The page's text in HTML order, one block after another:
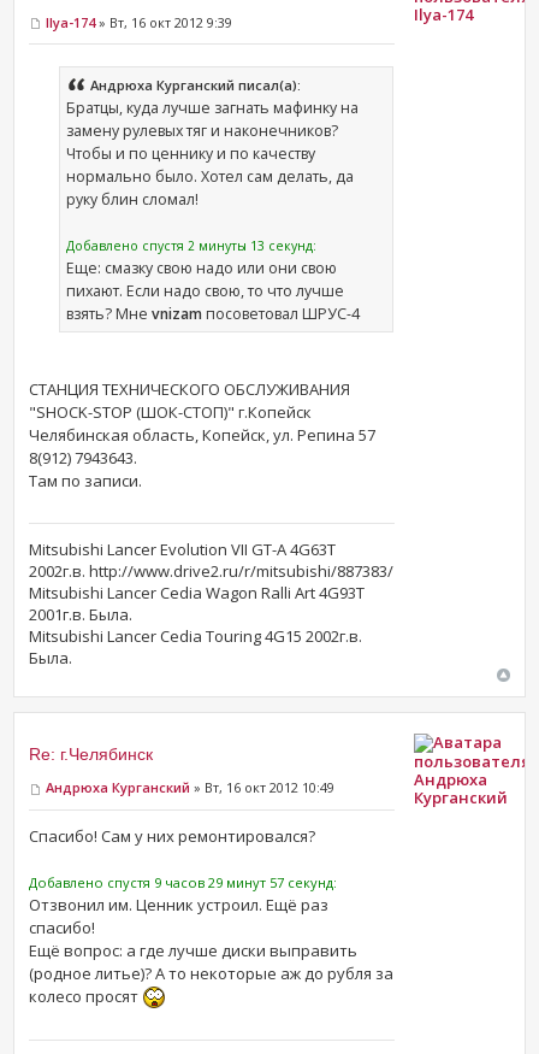
Ilya-174» Вт, 16 окт 2012 9:39
Андрюха Курганский писал(а):
Братцы, куда лучше загнать мафинку на
замену рулевых тяг и наконечников?
Чтобы и по ценнику и по качеству
нормально было. Хотел сам делать, да
руку блин сломал!
Добавлено спустя 2 минуты 13 секунд:
Еще: смазку свою надо или они свою
пихают. Если надо свою, то что лучше
взять? Мнеvnizam посоветовал ШРУС-4
СТАНЦИЯ ТЕХНИЧЕСКОГО ОБСЛУЖИВАНИЯ
"SHOCK-STOP (ШОК-СТОП)" г.Копейск
Челябинская область, Копейск, ул. Репина 57
8(912) 7943643.
Там по записи.
Mitsubishi Lancer Evolution VII GT-A 4G63T
2002г.в. http://www.drive2.ru/r/mitsubishi/887383/
Mitsubishi Lancer Cedia Wagon Ralli Art 4G93T
2001г.в. Была.
Mitsubishi Lancer Cedia Touring 4G15 2002г.в.
Была.
Ilya-174
Re: г.Челябинск
Андрюха Курганский » Вт, 16 окт 2012 10:49
Спасибо! Сам у них ремонтировался?
Добавлено спустя 9 часов 29 минут 57 секунд:
Отзвонил им. Ценник устроил. Ещё раз
спасибо!
Ещё вопрос: а где лучше диски выправить
(родное литье)? А то некоторые аж до рубля за
колесо просят
Андрюха
Курганский